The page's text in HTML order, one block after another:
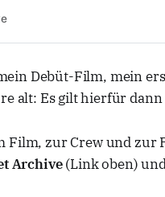
Debüt-Film, mein
alt: Es gilt hierfür
Film, zur Crew und zur
Archive(Link oben)